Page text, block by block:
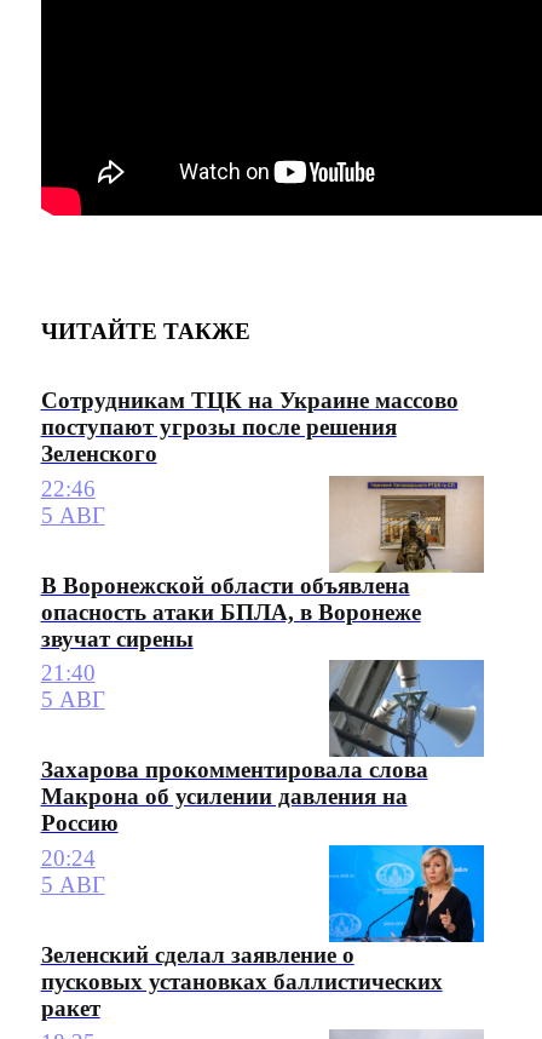
ЧИТАЙТЕ ТАКЖЕ
Сотрудникам ТЦК на Украине массово
поступают угрозы после решения
Зеленского
22:46
5 АВГ
В Воронежской области объявлена
опасность атаки БПЛА, в Воронеже
звучат сирены
21:40
5 АВГ
Захарова прокомментировала слова
Макрона об усилении давления на
Россию
20:24
5 АВГ
Зеленский сделал заявление о
пусковых установках баллистических
ракет